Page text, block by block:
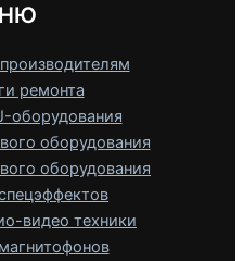
ремонта
оборудования
оборудования
оборудования
видео техники